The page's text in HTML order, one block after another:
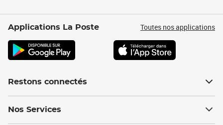
Applications La Poste Toutes nos applications
Restons connectés
Nos Services